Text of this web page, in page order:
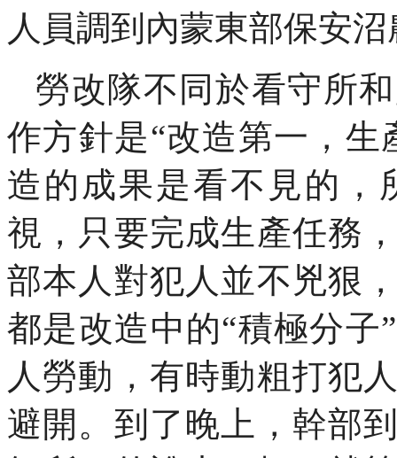
人員調到內蒙東部保安
勞改隊不同於看守所
作方針是“改造第一，
造的成果是看不見的，
視，只要完成生產任務
部本人對犯人並不兇狠
都是改造中的“積極分
人勞動，有時動粗打犯
避開。到了晚上，幹部